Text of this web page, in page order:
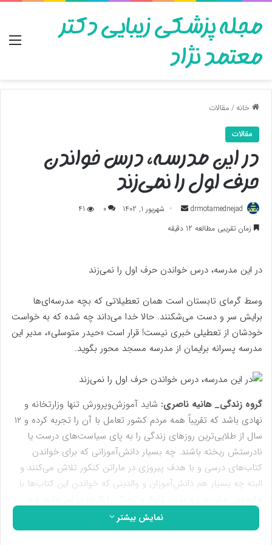
مجله پزشکی زیبایی دکتر
معتمد نژاد
خانه/مقالات
مقالات
در این مدرسه، درس خواندن
حرف اول را نمی‌زند
drmotamednejad
ارسال
به
شهریور 1, 1402 0
41
زمان تقریبی مطالعه 12 دقیقه
در این مدرسه، درس خواندن حرف اول را نمی‌زند
وسط گرمای تابستان است همان تعطیلاتی که بچه مدرسه‌ای‌ها
برایش سر و دست می‌شکنند. حالا خدا می‌داند چه شده که به خواست
خودشان از تعطیلی خبری نیست! قرار است «حیدر متوسلی»، مدیر این
مدرسه‌ پسرانه برایمان از مدرسه مسجد محور بگوید.
گروه زندگی_ هانیه ناصری: شاید آموزش‌وپرورش تنها وزارتخانه و
نهادی باشد که تقریباً همه مردم کشور تعامل با آن را تجربه کرده‌ و ۱۲
سال از طلایی‌ترین روزهای زندگی را به پای سیاست‌های درست یا
نادرستش ریخته باشند. چه بسیار دانش‌آموزانی که برای خواندن
کتاب‌های درسی و با هدف پیروزی در ماراتن کنکور تلاش می‌کنند و
البته چه بسیار هم دانش‌آموزان و والدینی که خواندن این کتاب‌ها با
نظرشان گذراندن سد کنکور هدفی پوچ و بی‌اساس است و تنها
به‌دنبال آموختن زندگی به فرزندانشان هستند.
نمایش بیشتر